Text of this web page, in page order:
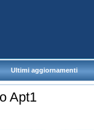
Ultimi aggiornamenti
Apt1